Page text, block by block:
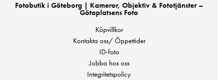
Fotobutik i Göteborg | Kameror, Objektiv & Fototjänster –
Götaplatsens Foto
Köpvillkor
Kontakta oss/ Öppettider
ID-foto
Jobba hos oss
Integritetspolicy